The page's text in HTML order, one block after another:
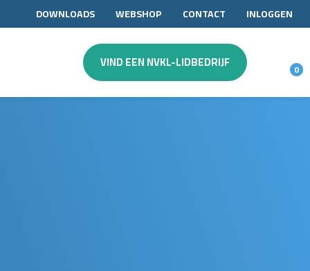
DOWNLOADS WEBSHOP CONTACT INLOGGEN
VIND EEN NVKL-LIDBEDRIJF 0